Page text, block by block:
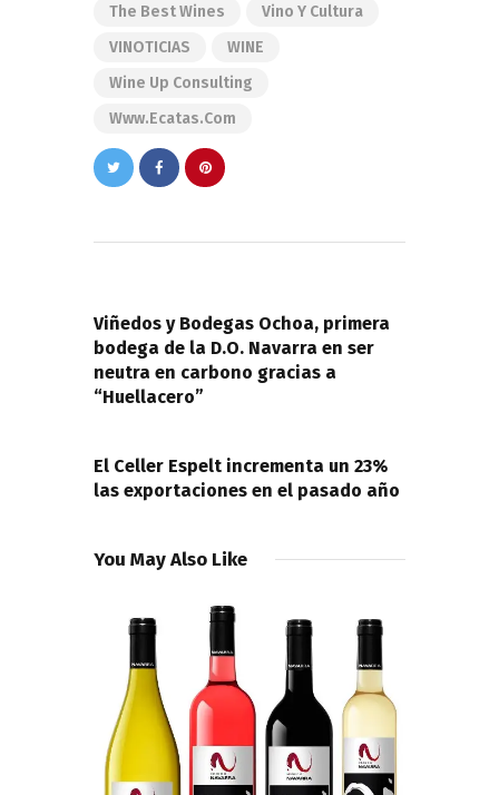
The Best Wines
Vino Y Cultura
VINOTICIAS
WINE
Wine Up Consulting
Www.ecatas.com
entradas
Viñedos y Bodegas Ochoa, primera
bodega de la D.O. Navarra en ser
neutra en carbono gracias a
“Huellacero”
El Celler Espelt incrementa un 23%
las exportaciones en el pasado año
You May Also Like